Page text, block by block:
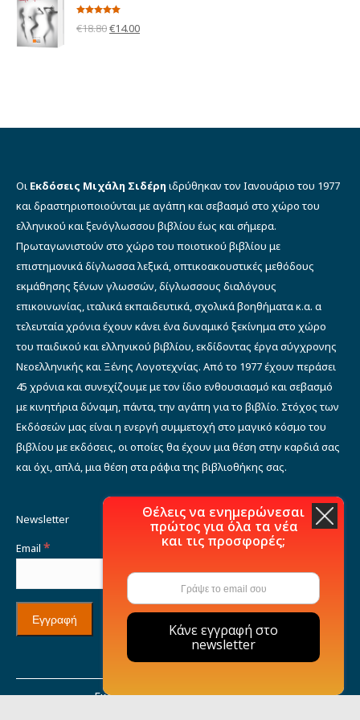
€12.00.
€10.00.
με5.00από 5
€18.80Original
€14.00Η
Οι Εκδόσεις Μιχάλη Σιδέρη ιδρύθηκαν τον Ιανουάριο του 1977
και δραστηριοποιούνται με αγάπη και σεβασμό στο χώρο του
ελληνικού και ξενόγλωσσου βιβλίου έως και σήμερα.
Πρωταγωνιστούν στο χώρο του ποιοτικού βιβλίου με
επιστημονικά δίγλωσσα λεξικά, οπτικοακουστικές μεθόδους
εκμάθησης ξένων γλωσσών, δίγλωσσους διαλόγους
επικοινωνίας, ιταλικά εκπαιδευτικά, σχολικά βοηθήματα κ.α. α
τελευταία χρόνια έχουν κάνει ένα δυναμικό ξεκίνημα στο χώρο
του παιδικού και ελληνικού βιβλίου, εκδίδοντας έργα σύγχρονης
Νεοελληνικής και Ξένης Λογοτεχνίας. Από το 1977 έχουν περάσει
45 χρόνια και συνεχίζουμε με τον ίδιο ενθουσιασμό και σεβασμό
με κινητήρια δύναμη, πάντα, την αγάπη για το βιβλίο. Στόχος των
Εκδόσεών μας είναι η ενεργή συμμετοχή στο μαγικό κόσμο του
βιβλίου με εκδόσεις, οι οποίες θα έχουν μια θέση στην καρδιά σας
και όχι, απλά, μια θέση στα ράφια της βιβλιοθήκης σας.
Newsletter
Email *
Εκδόσεις Μιχάλη Σιδέρη © 2021
Θέλεις να ενημερώνεσαι
πρώτος για όλα τα νέα
και τις προσφορές;
Κάνε εγγραφή στο
newsletter